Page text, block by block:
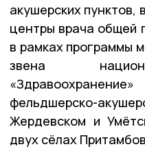
акушерских пунктов,
центры врача общей
в рамках программы
звена
фельдшерско-
Жердевском и
двух сёлах